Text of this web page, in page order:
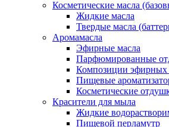
Косметические масла
Жидкие масла
Твердые масла
Аромамасла
Эфирные масла
Парфюмированные
Композиции эфирных
Пищевые
Косметические
Красители для мыла
Жидкие
Пищевой перламутр